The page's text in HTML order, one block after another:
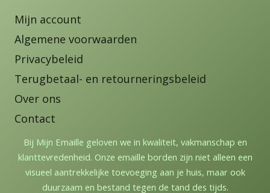
Mijn account
Algemene voorwaarden
Privacybeleid
Terugbetaal- en retourneringsbeleid
Over ons
Contact
Bij Mijn Emaille geloven we in kwaliteit, vakmanschap en
klanttevredenheid. Onze emaille borden zijn niet alleen een
visueel aantrekkelijke toevoeging aan je huis, maar ook
duurzaam en bestand tegen de tand des tijds.